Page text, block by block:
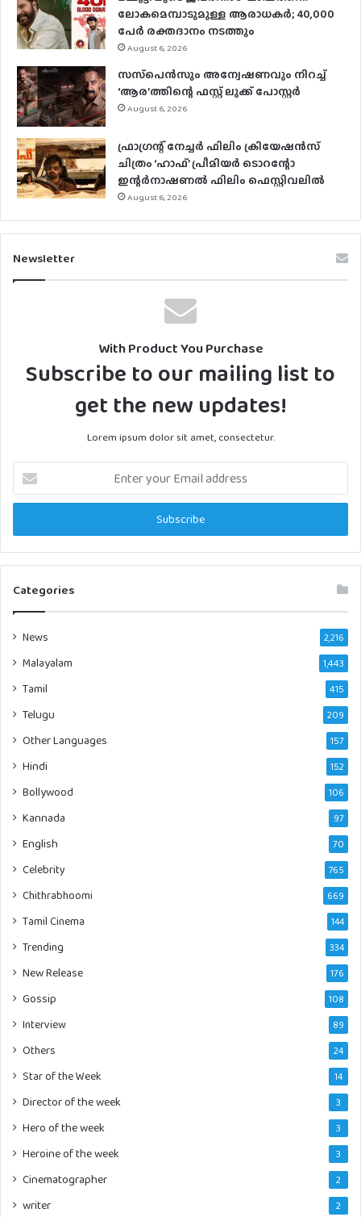
ലോകമെമ്പാടുമുള്ള ആരാധകര്‍; 40,000
പേര്‍ രക്തദാനം നടത്തും
August 6, 2026
സസ്‌പെന്‍സും അന്വേഷണവും നിറച്ച്
‘ആര’ത്തിന്റെ ഫസ്റ്റ് ലുക്ക് പോസ്റ്റര്‍
August 6, 2026
ഫ്രാഗ്രന്റ് നേച്ചര്‍ ഫിലിം ക്രിയേഷന്‍സ്
ചിത്രം ‘ഹാഫ്’ പ്രീമിയര്‍ ടൊറന്റോ
ഇന്റര്‍നാഷണല്‍ ഫിലിം ഫെസ്റ്റിവലില്‍
August 6, 2026
Newsletter
With Product You Purchase
Subscribe to our mailing list to
get the new updates!
Lorem ipsum dolor sit amet, consectetur.
Enter
your
Email
Categories
News 2,216
Malayalam 1,443
Tamil 415
Telugu 209
Other Languages 157
Hindi 152
Bollywood 106
Kannada 97
English 70
Celebrity 765
Chithrabhoomi 669
Tamil Cinema 144
Trending 334
New Release 176
Gossip 108
Interview 89
Others 24
Star of the Week 14
Director of the week 3
Hero of the week 3
Heroine of the week 3
Cinematographer 2
writer 2